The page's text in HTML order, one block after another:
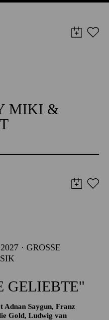
TUPcard ausgeschlossen.
· GROSSE S